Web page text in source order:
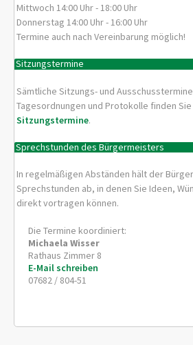
Mittwoch 14:00 Uhr - 18:00 Uhr
Donnerstag 14:00 Uhr - 16:00 Uhr
Termine auch nach Vereinbarung möglich!
Sitzungstermine
Sämtliche Sitzungs- und
Tagesordnungen und Protokolle finden
Sitzungstermine.
Sprechstunden des Bürgermeisters
In regelmäßigen Abständen hält der
Sprechstunden ab, in denen Sie Ideen,
direkt vortragen können.
Die Termine koordiniert:
Michaela Wisser
Rathaus Zimmer 8
E-Mail schreiben
07682 / 804-51